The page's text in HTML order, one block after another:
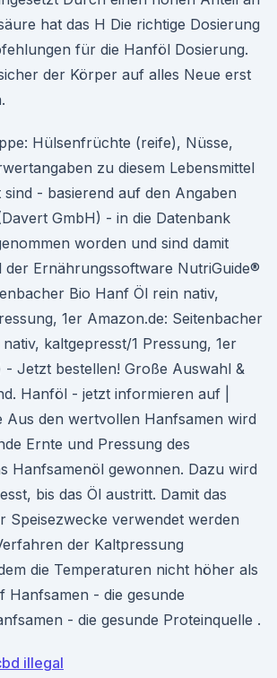
hat das H Die richtige Dosierung
für die Hanföl Dosierung.
der Körper auf alles Neue erst
Hülsenfrüchte (reife), Nüsse,
zu diesem Lebensmittel
- basierend auf den Angaben
GmbH) - in die Datenbank
worden und sind damit
der Ernährungssoftware NutriGuide®
Bio Hanf Öl rein nativ,
1er Amazon.de: Seitenbacher
kaltgepresst/1 Pressung, 1er
- Jetzt bestellen! Große Auswahl &
Hanföl - jetzt informieren auf |
Aus den wertvollen Hanfsamen wird
Ernte und Pressung des
Hanfsamenöl gewonnen. Dazu wird
bis das Öl austritt. Damit das
Speisezwecke verwendet werden
der Kaltpressung
die Temperaturen nicht höher als
Hanfsamen - die gesunde
- die gesunde Proteinquelle .
illegal